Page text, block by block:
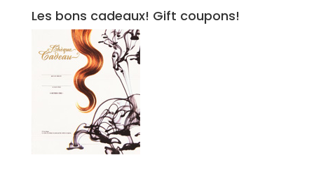
Les bons cadeaux! Gift coupons!